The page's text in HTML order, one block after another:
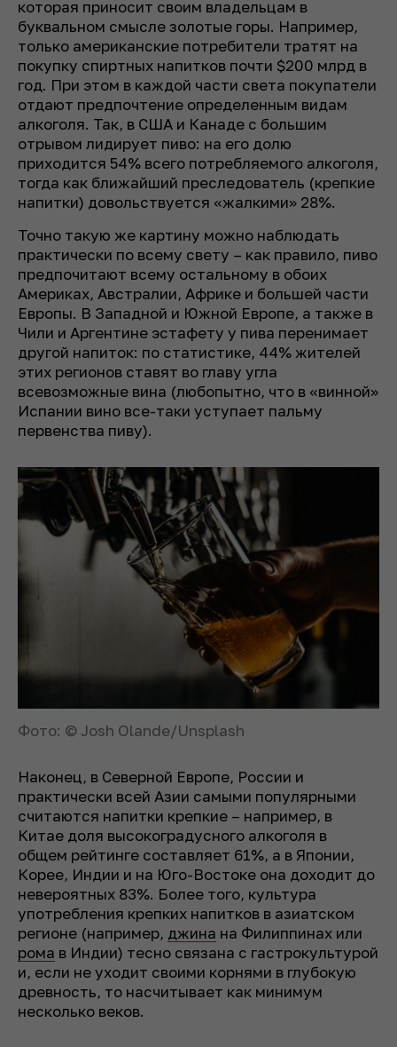
которая приносит своим владельцам в
буквальном смысле золотые горы. Например,
только американские потребители тратят на
покупку спиртных напитков почти $200 млрд в
год. При этом в каждой части света покупатели
отдают предпочтение определенным видам
алкоголя. Так, в США и Канаде с большим
отрывом лидирует пиво: на его долю
приходится 54% всего потребляемого алкоголя,
тогда как ближайший преследователь (крепкие
напитки) довольствуется «жалкими» 28%.
Точно такую же картину можно наблюдать
практически по всему свету – как правило, пиво
предпочитают всему остальному в обоих
Америках, Австралии, Африке и большей части
Европы. В Западной и Южной Европе, а также в
Чили и Аргентине эстафету у пива перенимает
другой напиток: по статистике, 44% жителей
этих регионов ставят во главу угла
всевозможные вина (любопытно, что в «винной»
Испании вино все-таки уступает пальму
первенства пиву).
Фото: © Josh Olande/Unsplash
Наконец, в Северной Европе, России и
практически всей Азии самыми популярными
считаются напитки крепкие – например, в
Китае доля высокоградусного алкоголя в
общем рейтинге составляет 61%, а в Японии,
Корее, Индии и на Юго-Востоке она доходит до
невероятных 83%. Более того, культура
употребления крепких напитков в азиатском
регионе (например, джина на Филиппинах или
рома в Индии) тесно связана с гастрокультурой
и, если не уходит своими корнями в глубокую
древность, то насчитывает как минимум
несколько веков.